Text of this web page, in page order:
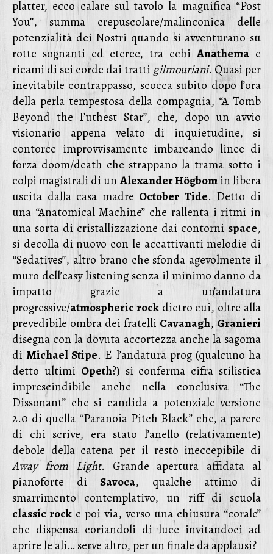
platter, ecco calare sul tavolo la magnifica “Post
You”, summa crepuscolare/malinconica delle
potenzialità dei Nostri quando si avventurano su
rotte sognanti ed eteree, tra echiAnathema e
ricami di sei corde dai tratti gilmouriani. Quasi per
inevitabile contrappasso, scocca subito dopo l’ora
della perla tempestosa della compagnia, “A Tomb
Beyond the Futhest Star”, che, dopo un avvio
visionario appena velato di inquietudine, si
contorce improvvisamente imbarcando linee di
forza doom/death che strappano la trama sotto i
colpi magistrali di unAlexander Högbomin libera
uscita dalla casa madre October Tide. Detto di
una “Anatomical Machine” che rallenta i ritmi in
una sorta di cristallizzazione dai contorni space,
si decolla di nuovo con le accattivanti melodie di
“Sedatives”, altro brano che sfonda agevolmente il
muro dell’easy listening senza il minimo danno da
impatto grazie a un’andatura
progressive/atmospheric rockdietro cui, oltre alla
prevedibile ombra dei fratelli Cavanagh,Granieri
disegna con la dovuta accortezza anche la sagoma
diMichael Stipe. E l’andatura prog (qualcuno ha
detto ultimi Opeth?) si conferma cifra stilistica
imprescindibile anche nella conclusiva “The
Dissonant” che si candida a potenziale versione
2.0 di quella “Paranoia Pitch Black” che, a parere
di chi scrive, era stato l’anello (relativamente)
debole della catena per il resto ineccepibile di
Away from Light. Grande apertura affidata al
pianoforte diSavoca, qualche attimo di
smarrimento contemplativo, un riff di scuola
classic rock e poi via, verso una chiusura “corale”
che dispensa coriandoli di luce invitandoci ad
aprire le ali… serve altro, per un finale da applausi?